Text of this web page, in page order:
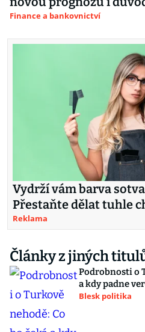
Finance a bankovnictví
Vydrží vám barva
Přestaňte dělat tuhle
Reklama
Články z jiných
Podrobnosti o
a kdy padne
Blesk politika